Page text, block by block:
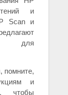
и
Scan и
для
помните,
и
чтобы